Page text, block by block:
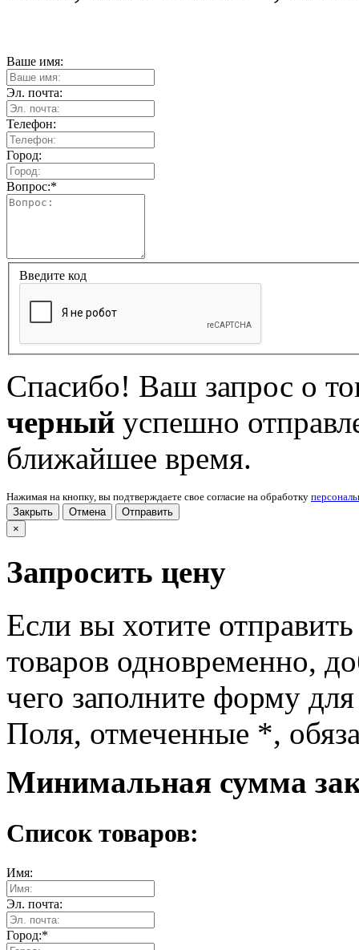
Ваше имя:
Эл. почта:
Телефон:
Город:
Вопрос:*
Введите код
Спасибо! Ваш запрос о
черный успешно
ближайшее время.
Нажимая на кнопку, вы подтверждаете свое согласие на обработку
Закрыть
Отмена
Отправить
×
Запросить цену
Если вы хотите
товаров одновременно,
чего заполните форму
Поля, отмеченные *,
Минимальная сумма
Список товаров:
Имя:
Эл. почта:
Город:*